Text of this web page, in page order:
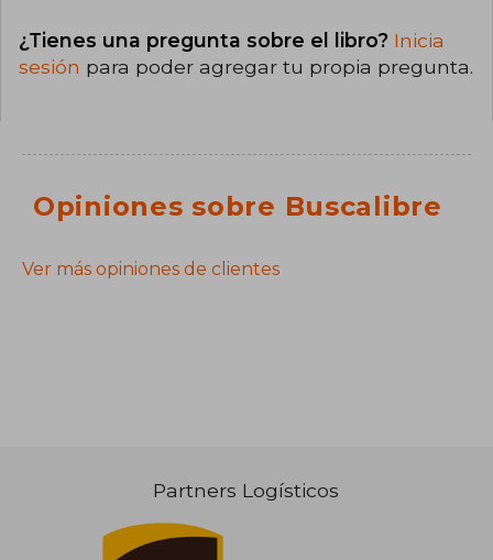
¿Tienes una pregunta sobre el libro? Inicia
sesión para poder agregar tu propia pregunta.
Opiniones sobre Buscalibre
Ver más opiniones de clientes
Partners Logísticos